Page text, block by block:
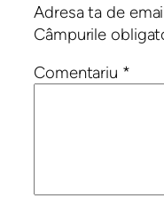
Adresa ta de
Câmpurile
Comentariu *